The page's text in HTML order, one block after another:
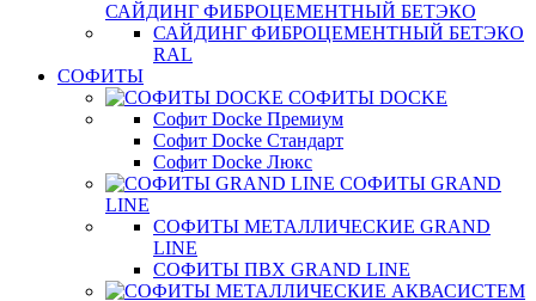
САЙДИНГ ФИБРОЦЕМЕНТНЫЙ БЕТЭКО
САЙДИНГ ФИБРОЦЕМЕНТНЫЙ БЕТЭКО
RAL
СОФИТЫ
СОФИТЫ DOCKE
Софит Docke Премиум
Софит Docke Стандарт
Софит Docke Люкс
СОФИТЫ GRAND
LINE
СОФИТЫ МЕТАЛЛИЧЕСКИЕ GRAND
LINE
СОФИТЫ ПВХ GRAND LINE